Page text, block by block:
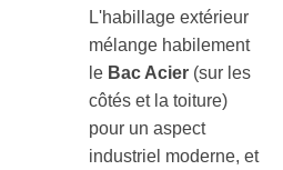
L'habillage extérieur
mélange habilement
le Bac Acier (sur les
côtés et la toiture)
pour un aspect
industriel moderne, et